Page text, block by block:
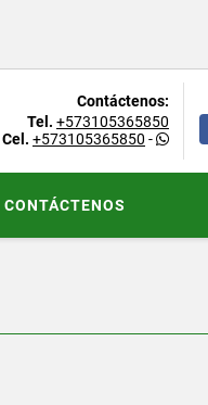
Contáctenos:
Tel. +573105365850
Cel. +573105365850 -
CONTÁCTENOS